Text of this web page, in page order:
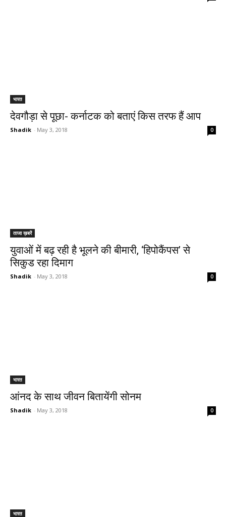
भारत
देवगौड़ा से पूछा- कर्नाटक को बताएं किस तरफ हैं आप
Shadik - May 3, 2018 0
ताजा ख़बरें
युवाओं में बढ़ रही है भूलने की बीमारी, ‘हिपोकैंपस’ से
सिकुड रहा दिमाग
Shadik - May 3, 2018 0
भारत
आंनद के साथ जीवन बितायेंगी सोनम
Shadik - May 3, 2018 0
भारत